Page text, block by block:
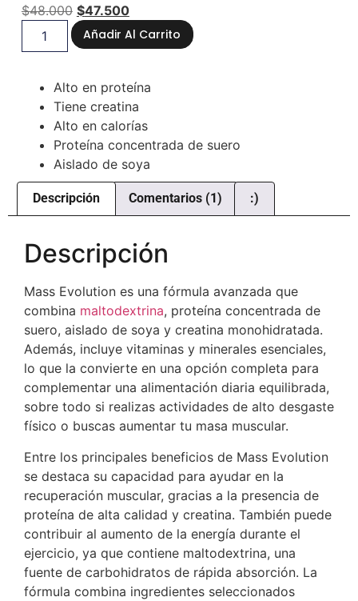
$48.000 $47.500
Añadir Al Carrito
Alto en proteína
Tiene creatina
Alto en calorías
Proteína concentrada de suero
Aislado de soya
Descripción Comentarios (1) :)
Descripción
Mass Evolution es una fórmula avanzada que
combina maltodextrina, proteína concentrada de
suero, aislado de soya y creatina monohidratada.
Además, incluye vitaminas y minerales esenciales,
lo que la convierte en una opción completa para
complementar una alimentación diaria equilibrada,
sobre todo si realizas actividades de alto desgaste
físico o buscas aumentar tu masa muscular.
Entre los principales beneficios de Mass Evolution
se destaca su capacidad para ayudar en la
recuperación muscular, gracias a la presencia de
proteína de alta calidad y creatina. También puede
contribuir al aumento de la energía durante el
ejercicio, ya que contiene maltodextrina, una
fuente de carbohidratos de rápida absorción. La
fórmula combina ingredientes seleccionados